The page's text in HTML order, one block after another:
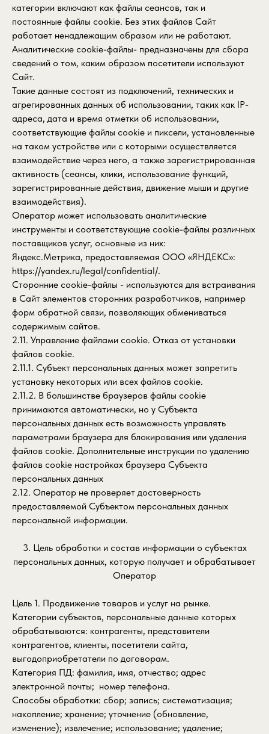
категории включают как файлы сеансов, так и
постоянные файлы cookie. Без этих файлов Сайт
работает ненадлежащим образом или не работают.
Аналитические cookie-файлы- предназначены для сбора
сведений о том, каким образом посетители используют
Сайт.
Такие данные состоят из подключений, технических и
агрегированных данных об использовании, таких как IP-
адреса, дата и время отметки об использовании,
соответствующие файлы cookie и пиксели, установленные
на таком устройстве или с которыми осуществляется
взаимодействие через него, а также зарегистрированная
активность (сеансы, клики, использование функций,
зарегистрированные действия, движение мыши и другие
взаимодействия).
Оператор может использовать аналитические
инструменты и соответствующие cookie-файлы различных
поставщиков услуг, основные из них:
Яндекс.Метрика, предоставляемая ООО «ЯНДЕКС»:
https://yandex.ru/legal/confidential/.
Сторонние cookie-файлы - используются для встраивания
в Сайт элементов сторонних разработчиков, например
форм обратной связи, позволяющих обмениваться
содержимым сайтов.
2.11. Управление файлами cookie. Отказ от установки
файлов cookie.
2.11.1. Субъект персональных данных может запретить
установку некоторых или всех файлов cookie.
2.11.2. В большинстве браузеров файлы сookie
принимаются автоматически, но у Субъекта
персональных данных есть возможность управлять
параметрами браузера для блокирования или удаления
файлов cookie. Дополнительные инструкции по удалению
файлов cookie настройках браузера Субъекта
персональных данных
2.12. Оператор не проверяет достоверность
предоставляемой Субъектом персональных данных
персональной информации.
3. Цель обработки и состав информации о субъектах
персональных данных, которую получает и обрабатывает
Оператор
Цель 1. Продвижение товаров и услуг на рынке.
Категории субъектов, персональные данные которых
обрабатываются: контрагенты, представители
контрагентов, клиенты, посетители сайта,
выгодоприобретатели по договорам.
Категория ПД: фамилия, имя, отчество; адрес
электронной почты; номер телефона.
Способы обработки: сбор; запись; систематизация;
накопление; хранение; уточнение (обновление,
изменение); извлечение; использование; удаление;